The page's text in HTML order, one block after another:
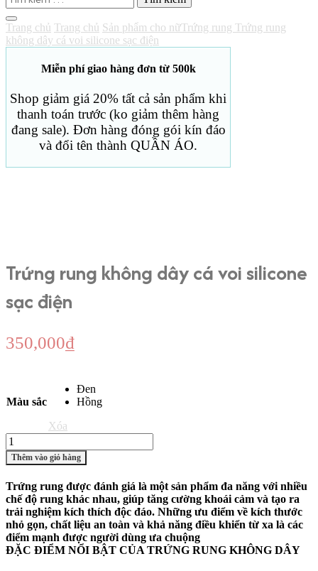
kiếm
cho:
Trang chủ Trang chủ Sản phẩm cho nữTrứng rung Trứng rung
không dây cá voi silicone sạc điện
Miễn phí giao hàng đơn từ 500k
Shop giảm giá 20% tất cả sản phẩm khi
thanh toán trước (ko giảm thêm hàng
đang sale). Đơn hàng đóng gói kín đáo
và đổi tên thành QUẦN ÁO.
Trứng rung không dây cá voi silicone
sạc điện
350,000₫
Màu sắc
Đen
Hồng
Xóa
Trứng
rung
không
cá
voi
silicone
sạc
điện
số
Thêm vào giỏ hàng
Trứng rung được đánh giá là một sản phẩm đa năng với nhiều
chế độ rung khác nhau, giúp tăng cường khoái cảm và tạo ra
trải nghiệm kích thích độc đáo. Những ưu điểm về kích thước
nhỏ gọn, chất liệu an toàn và khả năng điều khiển từ xa là các
điểm mạnh được người dùng ưa chuộng
ĐẶC ĐIỂM NỔI BẬT CỦA TRỨNG RUNG KHÔNG DÂY